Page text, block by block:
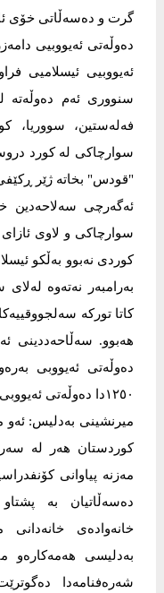
گرت و دەسەڵاتی خۆی
ئەیووبیی ئیسلامیی
سنووری ئەم دەوڵەتە
فەلەستین، سووریا،
سوارچاکی لە کورد
"قودس" بخاتە ژێر
ئەگەرچی سەلاحەدین
سوارچاکی و لاوی ئازای
کوردی نەبوو بەڵکو
بەرامبەر نەتەوە
کاتا تورکە
دەوڵەتی ئەیووبی
١٢٥٠دا دەوڵەتی ئەیووبی کۆتاییی پێ ھات.
میرنشینی بەدلیس: ئەو
کوردستان ھەر لە
مەزنە پیاوانی
دەسەڵاتیان بە
خانەوادەی خانەدانی
بەدلیسی ھەمەکارەو
شەرەفنامەدا